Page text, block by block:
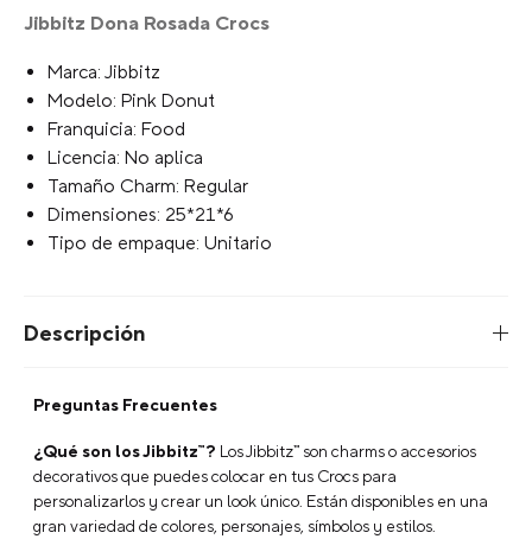
Jibbitz Dona Rosada Crocs
Marca: Jibbitz
Modelo: Pink Donut
Franquicia: Food
Licencia: No aplica
Tamaño Charm: Regular
Dimensiones: 25*21*6
Tipo de empaque: Unitario
Descripción
Preguntas Frecuentes
¿Qué son los Jibbitz™? Los Jibbitz™ son charms o accesorios
decorativos que puedes colocar en tus Crocs para
personalizarlos y crear un look único. Están disponibles en una
gran variedad de colores, personajes, símbolos y estilos.